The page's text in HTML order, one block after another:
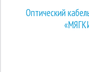
Оптический